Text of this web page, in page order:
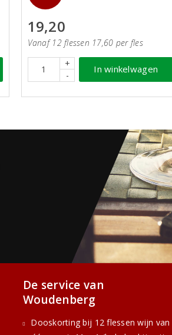
19,20
Vanaf 12 flessen 17,60 per fles
+
-
In winkelwagen
De service van
Woudenberg
Dooskorting bij 12 flessen wijn van